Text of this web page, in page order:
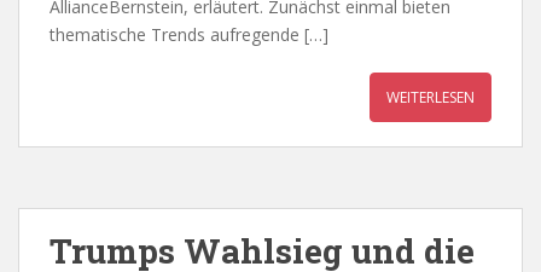
AllianceBernstein, erläutert. Zunächst einmal bieten
thematische Trends aufregende […]
WEITERLESEN
Trumps Wahlsieg und die